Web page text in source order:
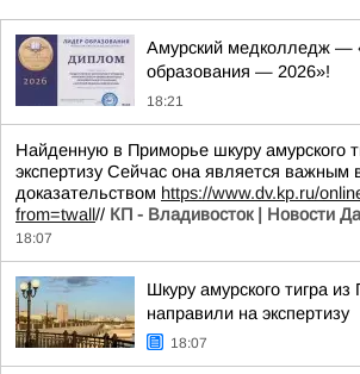
Амурский медколледж —
образования — 2026»!
18:21
Найденную в Приморье шкуру амурского
экспертизу Сейчас она является важным
доказательством https://www.dv.kp.ru/
from=twall// КП - Владивосток | Новости
18:07
Шкуру амурского тигра
направили на экспертизу
18:07